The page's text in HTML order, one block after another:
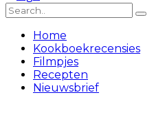
Home
Kookboekrecensies
Filmpjes
Recepten
Nieuwsbrief